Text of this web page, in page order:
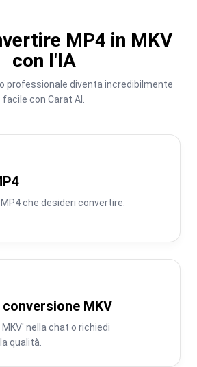
MP4 in MKV
con l'IA
professionale diventa incredibilmente
facile con Carat AI.
che desideri convertire.
MKV
nella chat o richiedi
qualità.